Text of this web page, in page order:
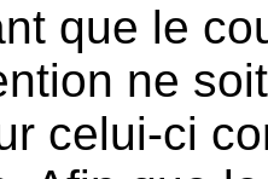
que le
ne
celui-ci